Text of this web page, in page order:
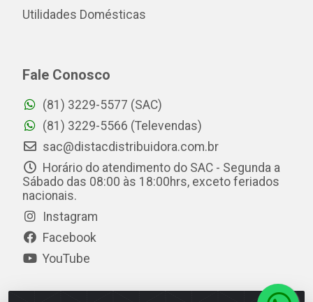
Utilidades Domésticas
Fale Conosco
(81) 3229-5577 (SAC)
(81) 3229-5566 (Televendas)
sac@distacdistribuidora.com.br
Horário do atendimento do SAC - Segunda a
Sábado das 08:00 às 18:00hrs, exceto feriados
nacionais.
Instagram
Facebook
YouTube